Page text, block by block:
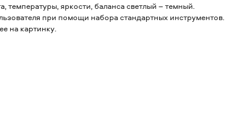
температуры, яркости, баланса светлый – темный.
при помощи набора стандартных инструментов.
на картинку.